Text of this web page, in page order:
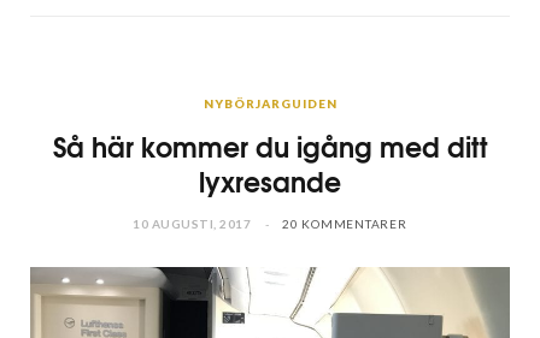
NYBÖRJARGUIDEN
Så här kommer du igång med ditt
lyxresande
10 AUGUSTI, 2017 20 KOMMENTARER